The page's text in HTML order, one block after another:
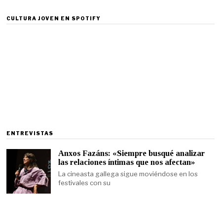
CULTURA JOVEN EN SPOTIFY
ENTREVISTAS
Anxos Fazáns: «Siempre busqué analizar
las relaciones íntimas que nos afectan»
La cineasta gallega sigue moviéndose en los
festivales con su